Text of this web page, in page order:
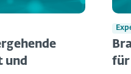
und
für